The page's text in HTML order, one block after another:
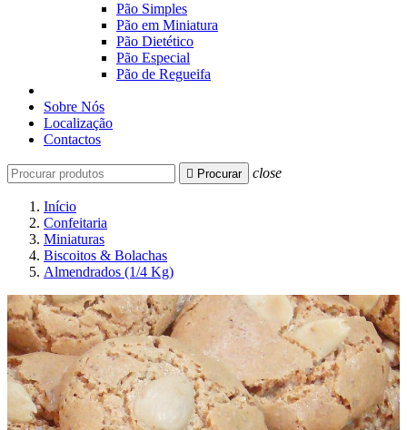
Pão Simples
Pão em Miniatura
Pão Dietético
Pão Especial
Pão de Regueifa
Sobre Nós
Localização
Contactos
 Procurar close
Início
Confeitaria
Miniaturas
Biscoitos & Bolachas
Almendrados (1/4 Kg)